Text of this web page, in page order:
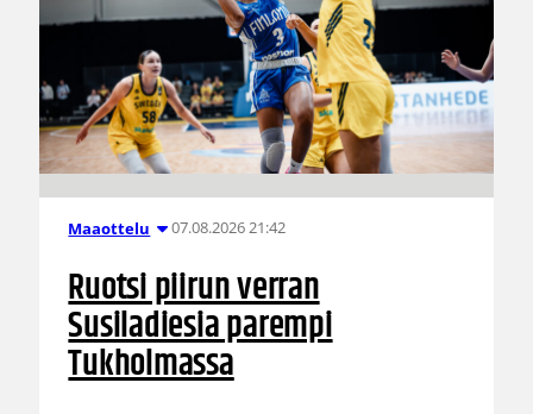
Maaottelu 07.08.2026 21:42
Ruotsi piirun verran
Susiladiesia parempi
Tukholmassa